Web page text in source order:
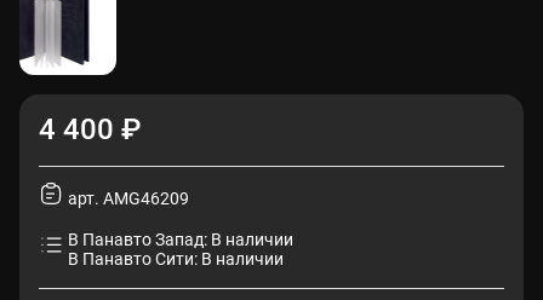
4 400 ₽
арт. AMG46209
В Панавто Запад: В наличии
В Панавто Сити: В наличии